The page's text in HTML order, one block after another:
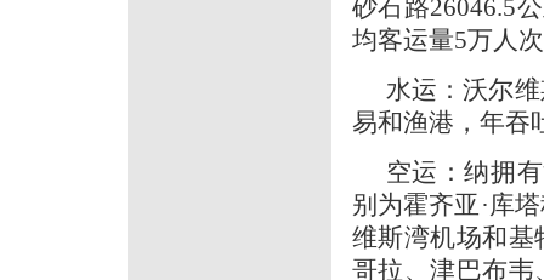
砂石路26046.5
均客运量5万人
水运：沃尔
易和渔港，年吞
空运：纳拥
别为霍齐亚·库
维斯湾机场和基
哥拉、津巴布韦